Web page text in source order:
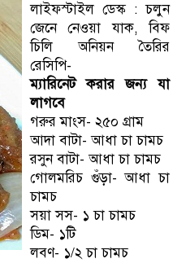
লাইফস্টাইল ডেস্ক : চলুন
জেনে নেওয়া যাক, বিফ
চিলি অনিয়ন তৈরির
রেসিপি-
ম্যারিনেট করার জন্য যা
লাগবে
গরুর মাংস- ২৫০ গ্রাম
আদা বাটা- আধা চা চামচ
রসুন বাটা- আধা চা চামচ
গোলমরিচ গুঁড়া- আধা চা
চামচ
সয়া সস- ১ চা চামচ
ডিম- ১টি
লবণ- ১/২ চা চামচ